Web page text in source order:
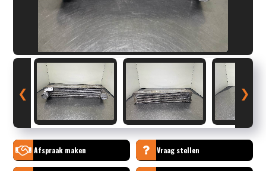
❮ ❯
Afspraak maken Vraag stellen